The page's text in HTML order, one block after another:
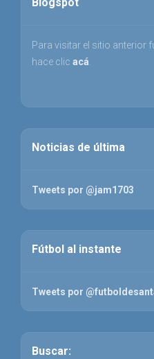
Para visitar el sitio anterior
hace clic acá
Noticias de última
Tweets por @jam1703
Fútbol al instante
Tweets por
Buscar: